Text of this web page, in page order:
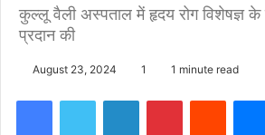
कुल्लू वैली अस्पताल में हृदय रोग विशेषज्ञ
प्रदान की
August 23, 2024 1 1 minute read